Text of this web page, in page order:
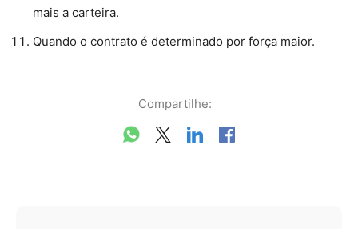
mais a carteira.
Quando o contrato é determinado por força maior.
Compartilhe: